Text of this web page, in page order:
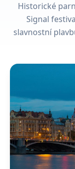
Historické
Signal
slavnostní